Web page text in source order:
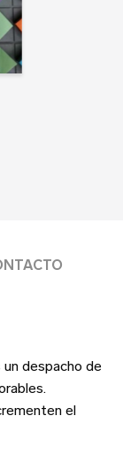
un despacho de
el
y